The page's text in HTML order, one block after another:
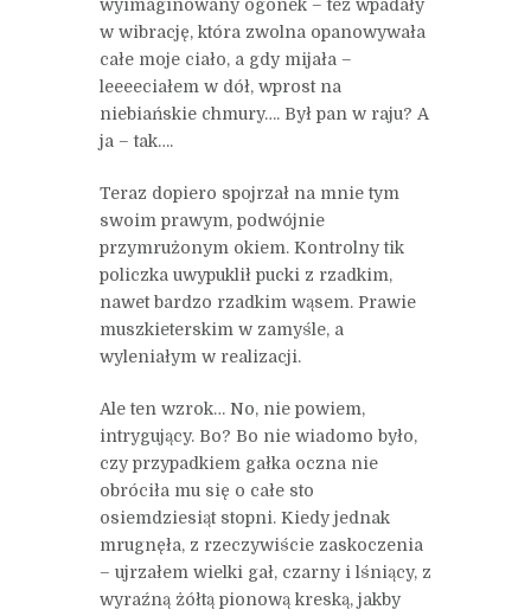
wyimaginowany ogonek – też wpadały
w wibrację, która zwolna opanowywała
całe moje ciało, a gdy mijała –
leeeeciałem w dół, wprost na
niebiańskie chmury…. Był pan w raju? A
ja – tak….
Teraz dopiero spojrzał na mnie tym
swoim prawym, podwójnie
przymrużonym okiem. Kontrolny tik
policzka uwypuklił pucki z rzadkim,
nawet bardzo rzadkim wąsem. Prawie
muszkieterskim w zamyśle, a
wyleniałym w realizacji.
Ale ten wzrok… No, nie powiem,
intrygujący. Bo? Bo nie wiadomo było,
czy przypadkiem gałka oczna nie
obróciła mu się o całe sto
osiemdziesiąt stopni. Kiedy jednak
mrugnęła, z rzeczywiście zaskoczenia
– ujrzałem wielki gał, czarny i lśniący, z
wyraźną żółtą pionową kreską, jakby